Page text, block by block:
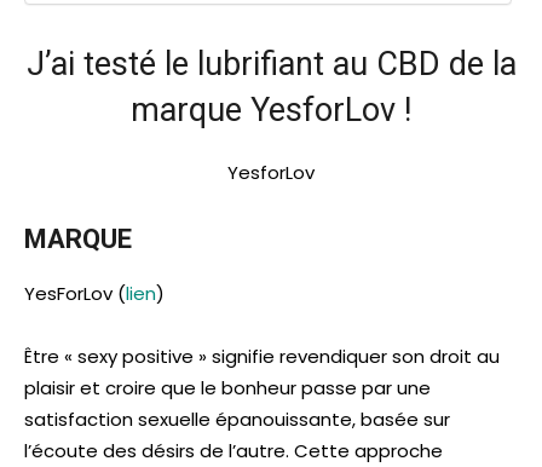
J’ai testé le lubrifiant au CBD de la
marque YesforLov !
YesforLov
MARQUE
YesForLov (lien)
Être « sexy positive » signifie revendiquer son droit au
plaisir et croire que le bonheur passe par une
satisfaction sexuelle épanouissante, basée sur
l’écoute des désirs de l’autre. Cette approche